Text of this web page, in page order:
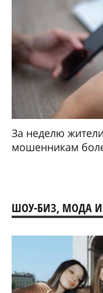
За неделю
мошенникам
ШОУ-БИЗ, МОДА И